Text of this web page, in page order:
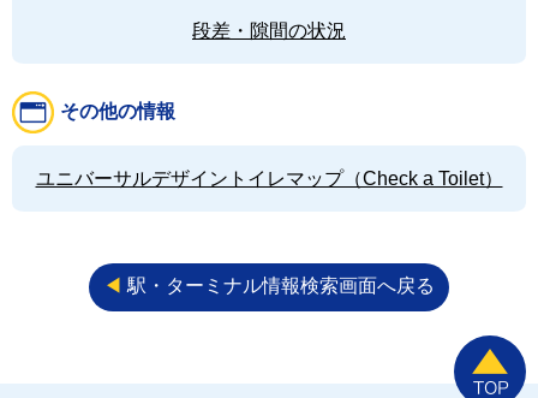
段差・隙間の状況
その他の情報
ユニバーサルデザイントイレマップ（Check a Toilet）
◀︎ 駅・ターミナル情報検索画面へ戻る